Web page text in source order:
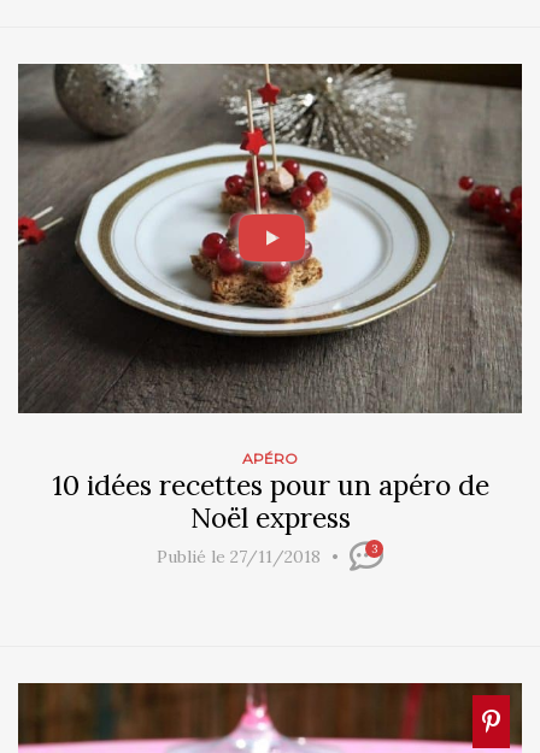
APÉRO
10 idées recettes pour un apéro de
Noël express
Publié le 27/11/2018 3